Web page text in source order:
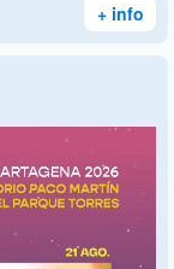
+ info